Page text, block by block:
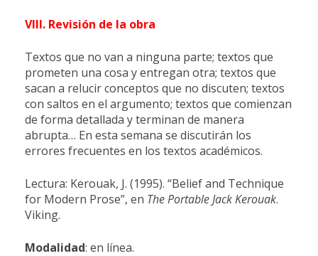
VIII. Revisión de la obra
Textos que no van a ninguna parte; textos que
prometen una cosa y entregan otra; textos que
sacan a relucir conceptos que no discuten; textos
con saltos en el argumento; textos que comienzan
de forma detallada y terminan de manera
abrupta… En esta semana se discutirán los
errores frecuentes en los textos académicos.
Lectura: Kerouak, J. (1995). “Belief and Technique
for Modern Prose”, en The Portable Jack Kerouak.
Viking.
Modalidad: en línea.